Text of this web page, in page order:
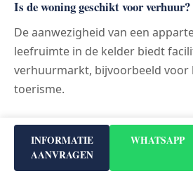
Is de woning geschikt voor verhuur?
De aanwezigheid van een
leefruimte in de kelder biedt
verhuurmarkt, bijvoorbeeld voor
toerisme.
Zijn er sportfaciliteiten in de buurt?
INFORMATIE
AANVRAGEN
WHATSAPP